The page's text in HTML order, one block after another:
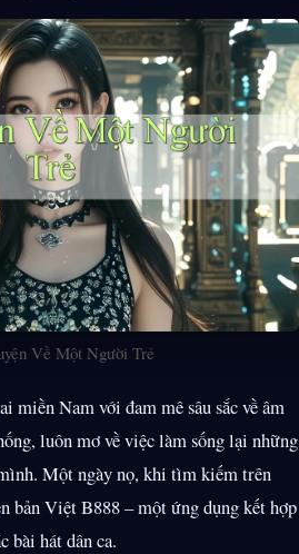
Về Một Người Trẻ
miền Nam với đam mê sâu sắc về âm
luôn mơ về việc làm sống lại những
Một ngày nọ, khi tìm kiếm trên
bản Việt B888 – một ứng dụng kết hợp
bài hát dân ca.